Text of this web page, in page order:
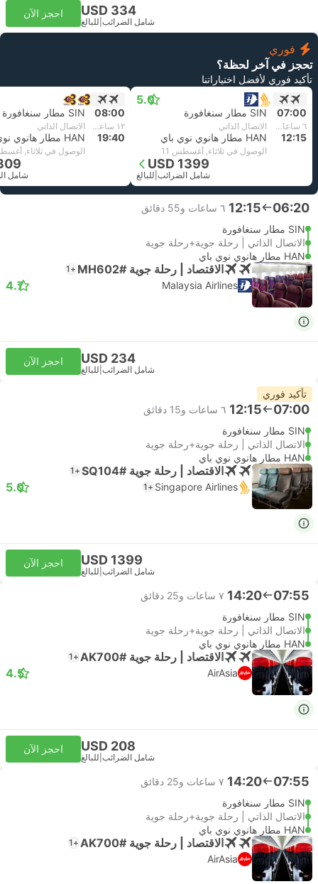
USD 334
شامل الضرائب للبالغ
احجز الآن
فوري
تحجز في آخر لحظة؟
تأكيد فوري لأفضل اختياراتنا
5.0
07:00 SIN مطار سنغافورة
٦ ساعات و‫15 دقائق الاتصال الذاتي
12:15 HAN مطار هانوي نوي باي
الوصول في ثلاثاء, أغسطس 11
USD 1399
شامل الضرائب للبالغ
08:00 SIN مطار سنغافورة
١٢ ساعة و‫40 دقائق الاتصال الذاتي
19:40 HAN مطار هانوي نوي باي
الوصول في ثلاثاء,
شامل
06:20
12:15 ٦ ساعات و‫55 دقائق
SIN مطار سنغافورة
الاتصال الذاتي | رحلة جوية+رحلة جوية
HAN مطار هانوي نوي باي
الاقتصاد | رحلة جوية #MH602 +1
Malaysia Airlines
4.7
USD 234
شامل الضرائب للبالغ
احجز الآن
تأكيد فوري
07:00
12:15 ٦ ساعات و‫15 دقائق
SIN مطار سنغافورة
الاتصال الذاتي | رحلة جوية+رحلة جوية
HAN مطار هانوي نوي باي
الاقتصاد | رحلة جوية #SQ104 +1
Singapore Airlines
+1
5.0
USD 1399
شامل الضرائب للبالغ
احجز الآن
07:55
14:20 ٧ ساعات و‫25 دقائق
SIN مطار سنغافورة
الاتصال الذاتي | رحلة جوية+رحلة جوية
HAN مطار هانوي نوي باي
الاقتصاد | رحلة جوية #AK700 +1
AirAsia
4.5
USD 208
شامل الضرائب للبالغ
احجز الآن
07:55
14:20 ٧ ساعات و‫25 دقائق
SIN مطار سنغافورة
الاتصال الذاتي | رحلة جوية+رحلة جوية
HAN مطار هانوي نوي باي
الاقتصاد | رحلة جوية #AK700 +1
AirAsia